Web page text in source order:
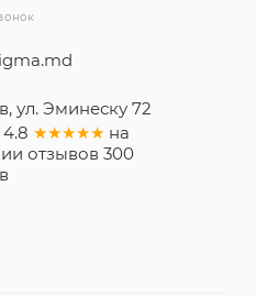
ул. Эминеску 72
4.8 ★★★★★ на
отзывов 300